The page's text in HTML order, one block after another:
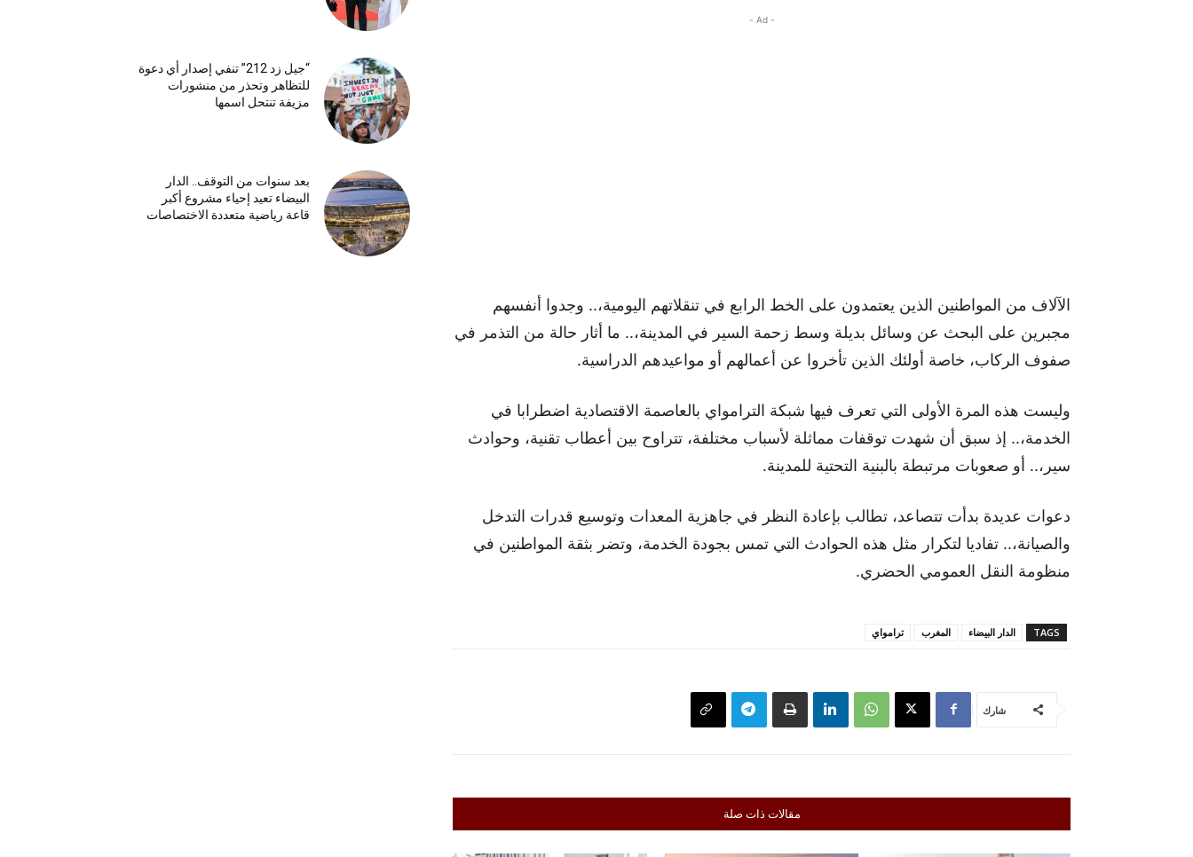
“جيل زد 212” تنفي إصدار أي دعوة
للتظاهر وتحذر من منشورات
مزيفة تنتحل اسمها
بعد سنوات من التوقف.. الدار
البيضاء تعيد إحياء مشروع أكبر
قاعة رياضية متعددة الاختصاصات
- Ad -
الآلاف من المواطنين الذين يعتمدون على الخط الرابع في تنقلاتهم اليومية،.. وجدوا أنفسهم
مجبرين على البحث عن وسائل بديلة وسط زحمة السير في المدينة،.. ما أثار حالة من التذمر في
صفوف الركاب، خاصة أولئك الذين تأخروا عن أعمالهم أو مواعيدهم الدراسية.
وليست هذه المرة الأولى التي تعرف فيها شبكة الترامواي بالعاصمة الاقتصادية اضطرابا في
الخدمة،.. إذ سبق أن شهدت توقفات مماثلة لأسباب مختلفة، تتراوح بين أعطاب تقنية، وحوادث
سير،.. أو صعوبات مرتبطة بالبنية التحتية للمدينة.
دعوات عديدة بدأت تتصاعد، تطالب بإعادة النظر في جاهزية المعدات وتوسيع قدرات التدخل
والصيانة،.. تفاديا لتكرار مثل هذه الحوادث التي تمس بجودة الخدمة، وتضر بثقة المواطنين في
منظومة النقل العمومي الحضري.
TAGS الدار البيضاء المغرب ترامواي
شارك
مقالات ذات صلة